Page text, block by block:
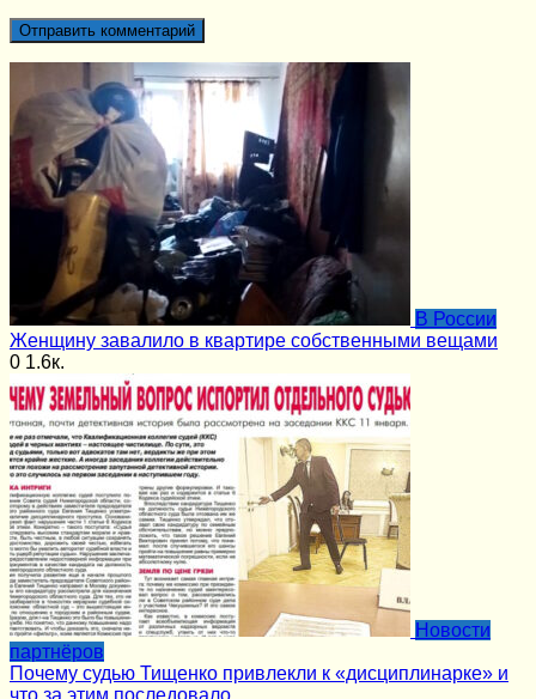
В России
Женщину завалило в квартире собственными вещами
0 1.6к.
Новости
партнёров
Почему судью Тищенко привлекли к «дисциплинарке» и
что за этим последовало